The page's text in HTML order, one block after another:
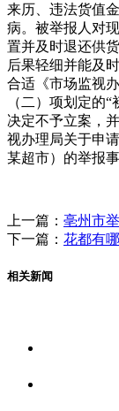
来历、违法货值
病。被举报人对
置并及时退还供
后果轻细并能及
合适《市场监视
（二）项划定的
决定不予立案，
视办理局关于申
某超市）的举报
上一篇： 亳州市
下一篇： 花都有
相关新闻